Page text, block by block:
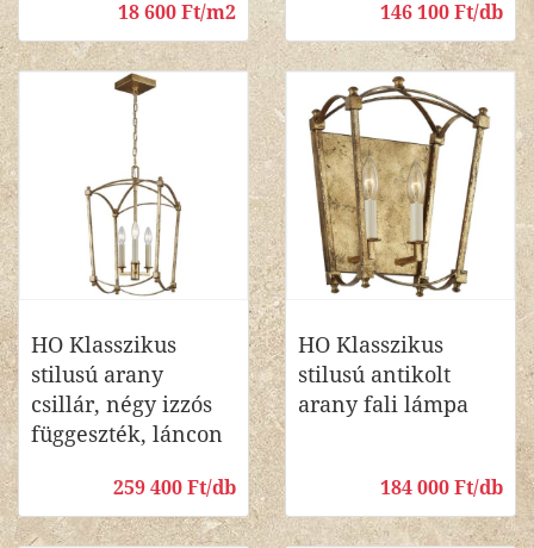
18 600 Ft/m2 146 100 Ft/db
HO Klasszikus
stilusú arany
csillár, négy izzós
függeszték, láncon
259 400 Ft/db
HO Klasszikus
stilusú antikolt
arany fali lámpa
184 000 Ft/db